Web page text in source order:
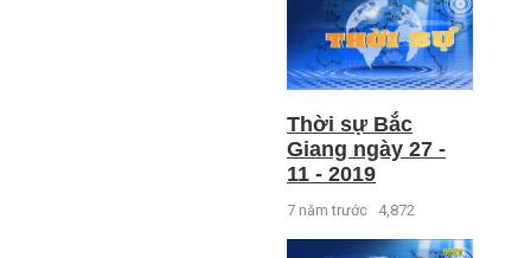
Thời sự Bắc
Giang ngày 27 -
11 - 2019
7 năm trước 4,872